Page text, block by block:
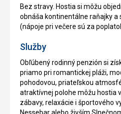
Bez stravy. Hostia si môžu
obnáša kontinentálne raňajky a
(nápoje pri večere sú za
Služby
Obľúbený rodinný penzión si
priamo pri romantickej pláži,
pohodovou, priateľskou
atraktívnej polohe môžu hostia
zábavy, relaxácie i športového